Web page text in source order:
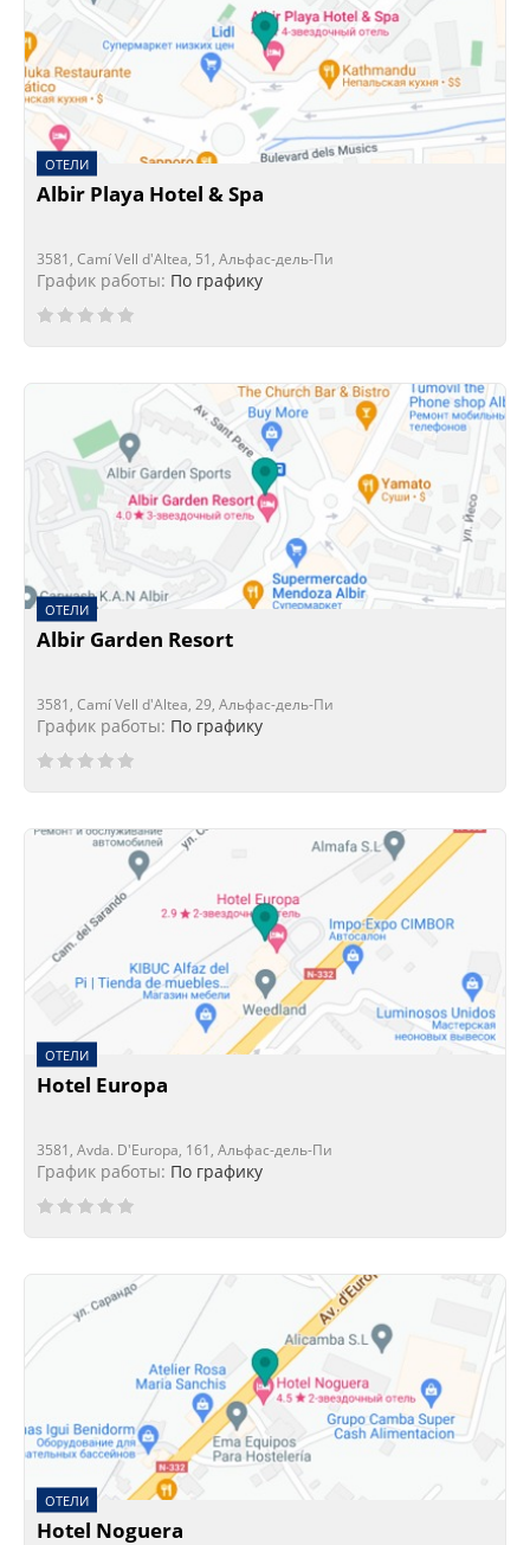
ОТЕЛИ
Albir Playa Hotel & Spa
3581, Camí Vell d'Altea, 51, Альфас-дель-Пи
График работы: По графику
ОТЕЛИ
Albir Garden Resort
3581, Camí Vell d'Altea, 29, Альфас-дель-Пи
График работы: По графику
ОТЕЛИ
Hotel Europa
3581, Avda. D'Europa, 161, Альфас-дель-Пи
График работы: По графику
ОТЕЛИ
Hotel Noguera